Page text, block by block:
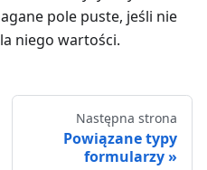
pole puste, jeśli nie
niego wartości.
Następna strona
Powiązane typy
formularzy